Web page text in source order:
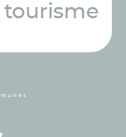
tourisme